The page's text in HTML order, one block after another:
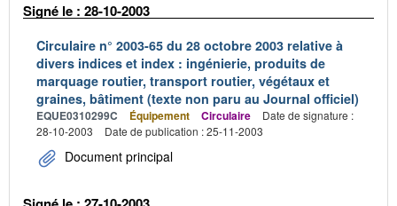
Signé le : 28-10-2003
Circulaire n° 2003-65 du 28 octobre 2003 relative à
divers indices et index : ingénierie, produits de
marquage routier, transport routier, végétaux et
graines, bâtiment (texte non paru au Journal officiel)
EQUE0310299C Équipement Circulaire
Date de signature :
28-10-2003
Date de publication : 25-11-2003
Document principal